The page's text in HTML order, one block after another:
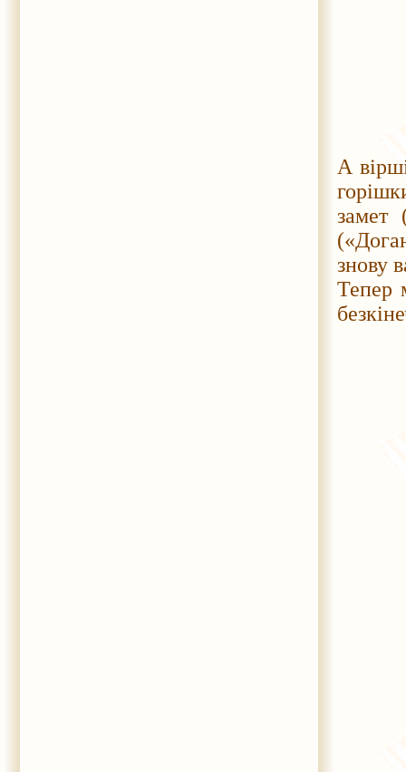
А
замет
знову
Тепер